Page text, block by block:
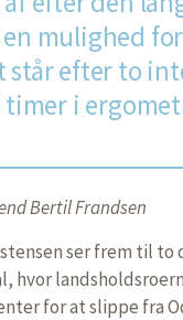
mulighed
efter to
timer i
Bertil Frandsen
ser frem til to
hvor
for at slippe fra